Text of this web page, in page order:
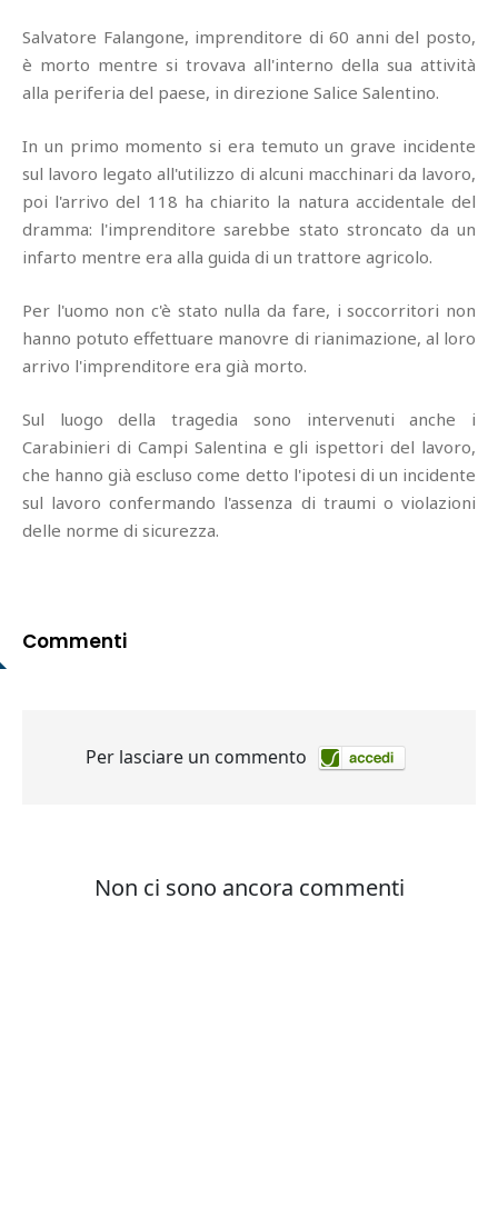
Salvatore Falangone, imprenditore di 60 anni del posto,
è morto mentre si trovava all'interno della sua attività
alla periferia del paese, in direzione Salice Salentino.
In un primo momento si era temuto un grave incidente
sul lavoro legato all'utilizzo di alcuni macchinari da lavoro,
poi l'arrivo del 118 ha chiarito la natura accidentale del
dramma: l'imprenditore sarebbe stato stroncato da un
infarto mentre era alla guida di un trattore agricolo.
Per l'uomo non c'è stato nulla da fare, i soccorritori non
hanno potuto effettuare manovre di rianimazione, al loro
arrivo l'imprenditore era già morto.
Sul luogo della tragedia sono intervenuti anche i
Carabinieri di Campi Salentina e gli ispettori del lavoro,
che hanno già escluso come detto l'ipotesi di un incidente
sul lavoro confermando l'assenza di traumi o violazioni
delle norme di sicurezza.
Commenti